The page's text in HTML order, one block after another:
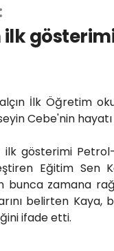
gösterimi
İlk Öğretim
Cebe'nin hayatı
ilk gösterimi
Eğitim Sen
bunca zamana
belirten Kaya,
ifade etti.